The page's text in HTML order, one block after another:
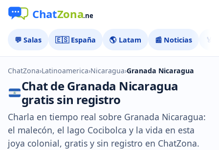
💬 Salas 🇪🇸 España 🌎 Latam 📰 Noticias 🏅
ChatZona›Latinoamerica›Nicaragua›Granada Nicaragua
Chat de Granada Nicaragua
gratis sin registro
Charla en tiempo real sobre Granada Nicaragua:
el malecón, el lago Cocibolca y la vida en esta
joya colonial, gratis y sin registro en ChatZona.